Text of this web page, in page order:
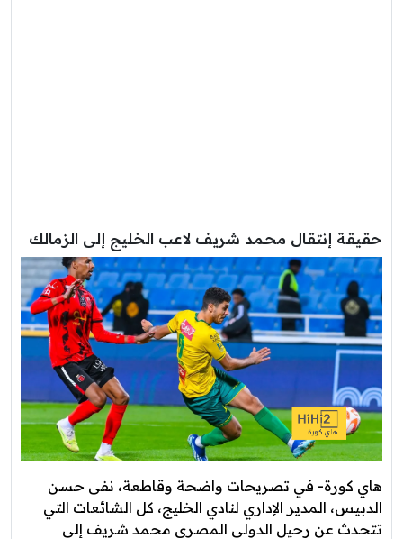
حقيقة إنتقال محمد شريف لاعب الخليج إلى الزمالك
هاي كورة- في تصريحات واضحة وقاطعة، نفى حسن
الدبيس، المدير الإداري لنادي الخليج، كل الشائعات التي
تتحدث عن رحيل الدولي المصري محمد شريف إلى